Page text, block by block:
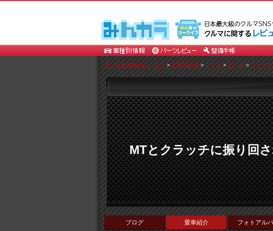
車・自動車SNSみんカラ> 車種別情報>マツダ>デミオ>パーツ
MTとクラッチに振り回
ブログ 愛車紹介 フォトアル